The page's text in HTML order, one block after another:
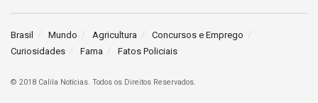
Brasil Mundo Agricultura
Concursos e Emprego
Curiosidades
Fama Fatos Policiais
© 2018 Calila Notícias. Todos os Direitos Reservados.